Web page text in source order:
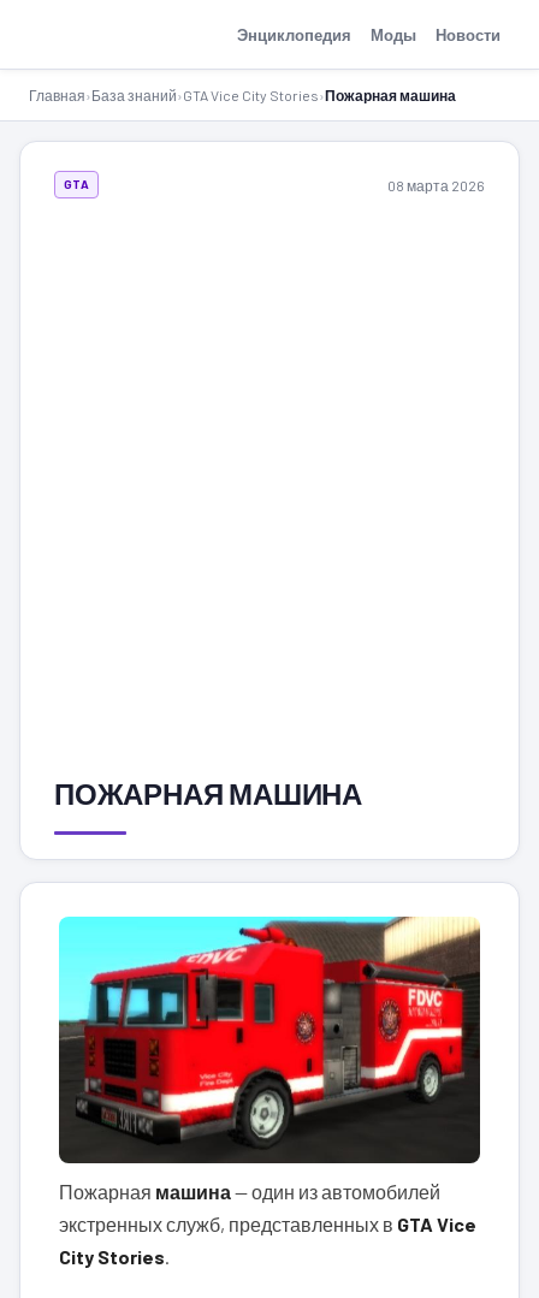
Энциклопедия Моды Новости
Главная›База знаний›GTA Vice City Stories›Пожарная машина
GTA 08 марта 2026
ПОЖАРНАЯ МАШИНА
Пожарная машина— один из автомобилей
экстренных служб, представленных в GTA Vice
City Stories.